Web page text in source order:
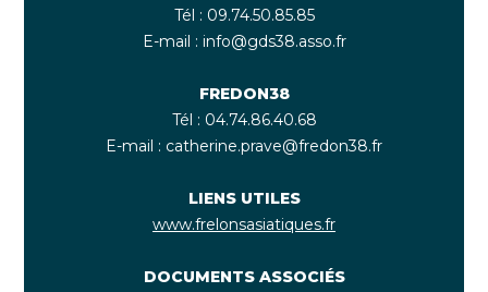
Tél : 09.74.50.85.85
E-mail : info@gds38.asso.fr
FREDON38
Tél : 04.74.86.40.68
E-mail : catherine.prave@fredon38.fr
LIENS UTILES
www.frelonsasiatiques.fr
DOCUMENTS ASSOCIÉS